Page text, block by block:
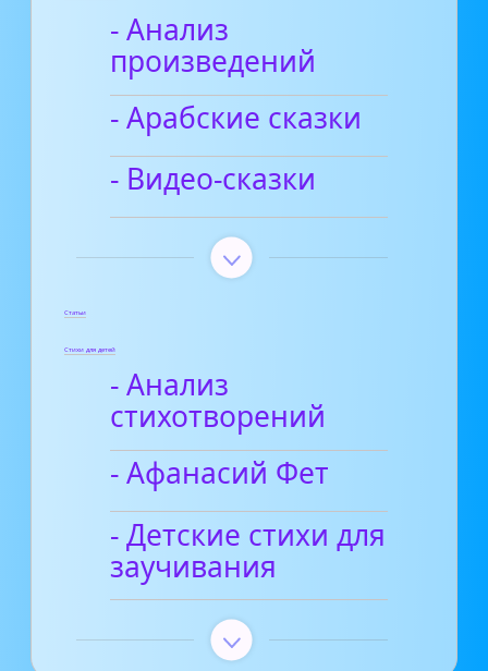
- Анализ
произведений
- Арабские сказки
- Видео-сказки
Статьи
Стихи для детей
- Анализ
стихотворений
- Афанасий Фет
- Детские стихи для
заучивания